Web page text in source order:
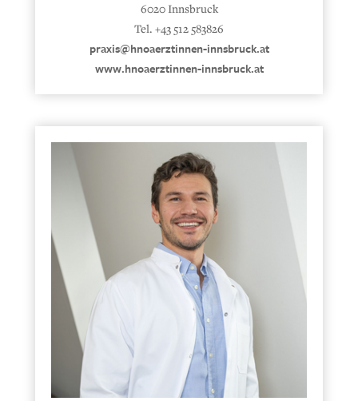
6020 Innsbruck
Tel. +43 512 583826
praxis@hnoaerztinnen-innsbruck.at
www.hnoaerztinnen-innsbruck.at